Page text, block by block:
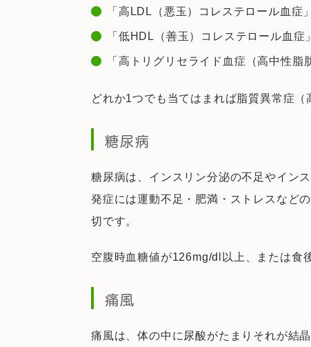
「高LDL（悪玉）コレステロール血
「低HDL（善玉）コレステロール血
「高トリグリセライド血症（高中性
どれか1つでも当てはまれば脂質異常症（
糖尿病
糖尿病は、インスリン分泌の不足やイン
発症には運動不足・肥満・ストレスなど
切です。
空腹時血糖値が126mg/dl以上、または食
痛風
痛風は、体の中に尿酸がたまりそれが結